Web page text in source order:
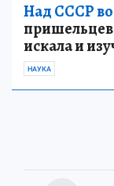
Над СССР
искала и
НАУКА